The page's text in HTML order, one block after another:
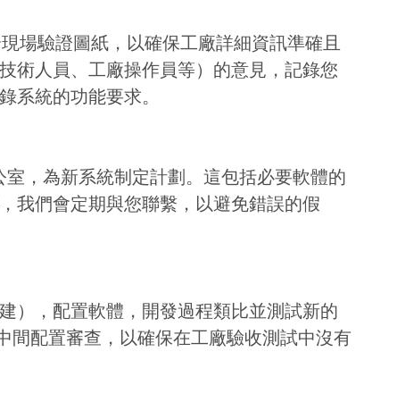
場驗證圖紙，以確保工廠詳細資訊準確且
術人員、工廠操作員等）的意見，記錄您
系統的功能要求。
室，為新系統制定計劃。這包括必要軟體的
我們會定期與您聯繫，以避免錯誤的假
），配置軟體，開發過程類比並測試新的
間配置審查，以確保在工廠驗收測試中沒有